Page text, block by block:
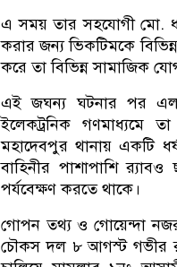
এ সময় তার সহযোগী মো.
করার জন্য ভিকটিমকে
করে তা বিভিন্ন সামাজিক
এই জঘন্য ঘটনার পর
ইলেকট্রনিক গণমাধ্যমে
মহাদেবপুর থানায় একটি
বাহিনীর পাশাপাশি
পর্যবেক্ষণ করতে থাকে।
গোপন তথ্য ও গোয়েন্দা
চৌকস দল ৮ আগস্ট গভীর